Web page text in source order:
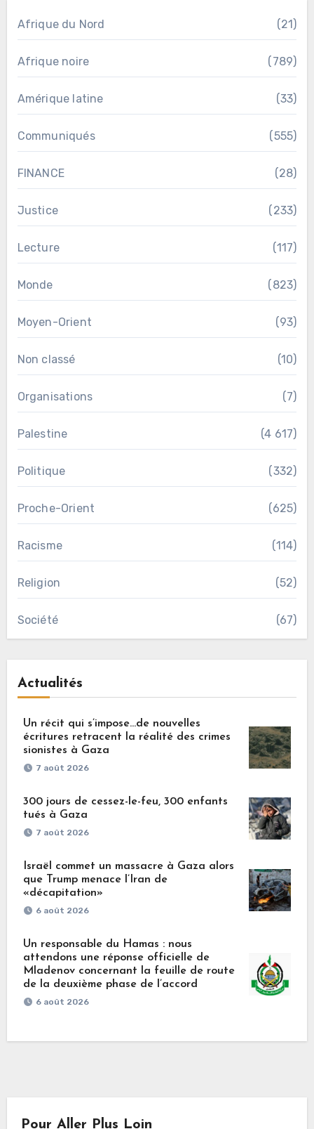
Afrique du Nord (21)
Afrique noire (789)
Amérique latine (33)
Communiqués (555)
FINANCE (28)
Justice (233)
Lecture (117)
Monde (823)
Moyen-Orient (93)
Non classé (10)
Organisations (7)
Palestine (4 617)
Politique (332)
Proche-Orient (625)
Racisme (114)
Religion (52)
Société (67)
Actualités
Un récit qui s’impose…de nouvelles
écritures retracent la réalité des crimes
sionistes à Gaza
7 août 2026
300 jours de cessez-le-feu, 300 enfants
tués à Gaza
7 août 2026
Israël commet un massacre à Gaza alors
que Trump menace l’Iran de
«décapitation»
6 août 2026
Un responsable du Hamas : nous
attendons une réponse officielle de
Mladenov concernant la feuille de route
de la deuxième phase de l’accord
6 août 2026
Pour Aller Plus Loin